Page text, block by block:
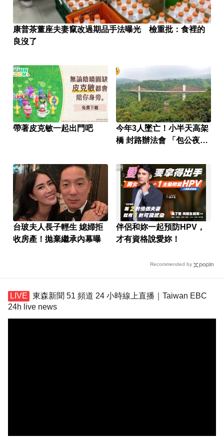
康普茶董座夫妻竄改過期品手法曝光 檢重批：食裡的
良沒了
帶著皮克敏一起出門吧
PR
今年3人墜亡！小半天高架
橋 封路辦法會 「包公夜
台玻夫人長子輕生 媳婦拒
收房產！拋棄繼承內幕曝
伴侶和妳一起預防HPV，
才有資格說愛妳！
PR
Recommended by
東森新聞 51 頻道 24 小時線上直播｜Taiwan EBC
24h live news